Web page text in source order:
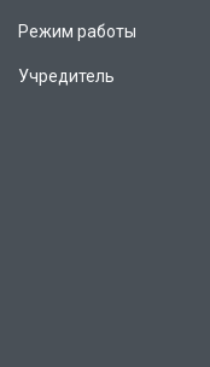
Режим работы
Учредитель